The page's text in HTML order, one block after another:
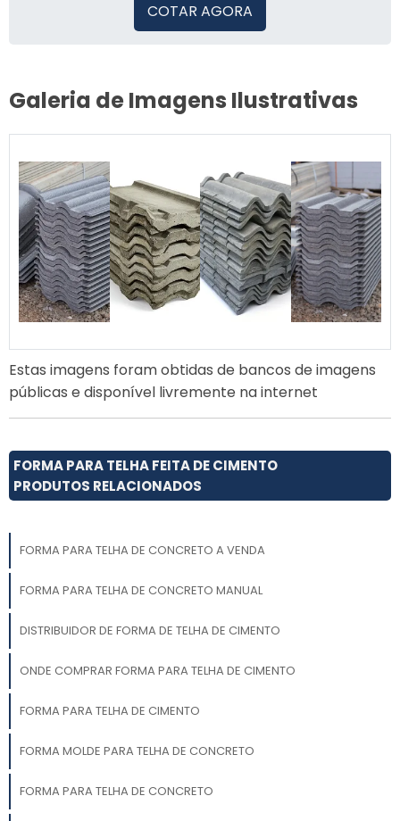
COTAR AGORA
Galeria de Imagens Ilustrativas
Estas imagens foram obtidas de bancos de imagens
públicas e disponível livremente na internet
FORMA PARA TELHA FEITA DE CIMENTO
PRODUTOS RELACIONADOS
FORMA PARA TELHA DE CONCRETO A VENDA
FORMA PARA TELHA DE CONCRETO MANUAL
DISTRIBUIDOR DE FORMA DE TELHA DE CIMENTO
ONDE COMPRAR FORMA PARA TELHA DE CIMENTO
FORMA PARA TELHA DE CIMENTO
FORMA MOLDE PARA TELHA DE CONCRETO
FORMA PARA TELHA DE CONCRETO